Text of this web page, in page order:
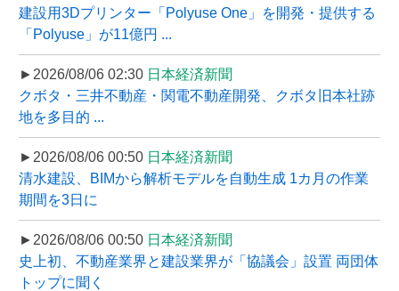
建設用3Dプリンター「Polyuse One」を開発・提供する
「Polyuse」が11億円 ...
►2026/08/06 02:30 日本経済新聞
クボタ・三井不動産・関電不動産開発、クボタ旧本社跡
地を多目的 ...
►2026/08/06 00:50 日本経済新聞
清水建設、BIMから解析モデルを自動生成 1カ月の作業
期間を3日に
►2026/08/06 00:50 日本経済新聞
史上初、不動産業界と建設業界が「協議会」設置 両団体
トップに聞く